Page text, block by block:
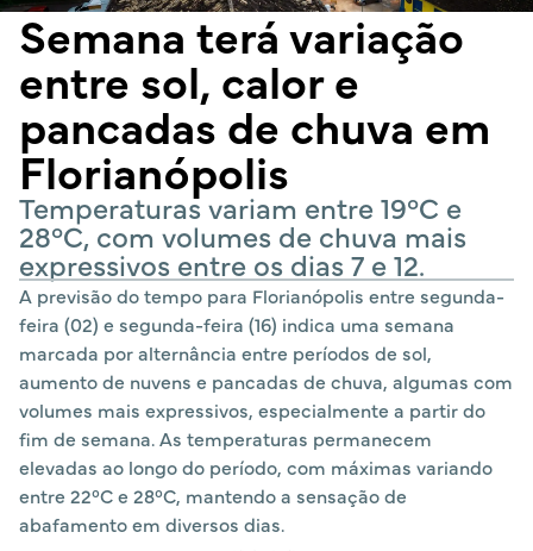
Semana terá variação
entre sol, calor e
pancadas de chuva em
Florianópolis
Temperaturas variam entre 19°C e
28°C, com volumes de chuva mais
expressivos entre os dias 7 e 12.
A previsão do tempo para Florianópolis entre segunda-
feira (02) e segunda-feira (16) indica uma semana
marcada por alternância entre períodos de sol,
aumento de nuvens e pancadas de chuva, algumas com
volumes mais expressivos, especialmente a partir do
fim de semana. As temperaturas permanecem
elevadas ao longo do período, com máximas variando
entre 22°C e 28°C, mantendo a sensação de
abafamento em diversos dias.